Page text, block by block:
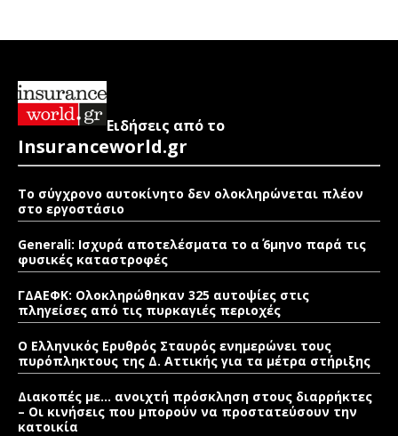
Ειδήσεις από το
Insuranceworld.gr
Το σύγχρονο αυτοκίνητο δεν ολοκληρώνεται πλέον
στο εργοστάσιο
Generali: Ισχυρά αποτελέσματα το α΄ 6μηνο παρά τις
φυσικές καταστροφές
ΓΔΑΕΦΚ: Ολοκληρώθηκαν 325 αυτοψίες στις
πληγείσες από τις πυρκαγιές περιοχές
Ο Ελληνικός Ερυθρός Σταυρός ενημερώνει τους
πυρόπληκτους της Δ. Αττικής για τα μέτρα στήριξης
Διακοπές με… ανοιχτή πρόσκληση στους διαρρήκτες
– Οι κινήσεις που μπορούν να προστατεύσουν την
κατοικία